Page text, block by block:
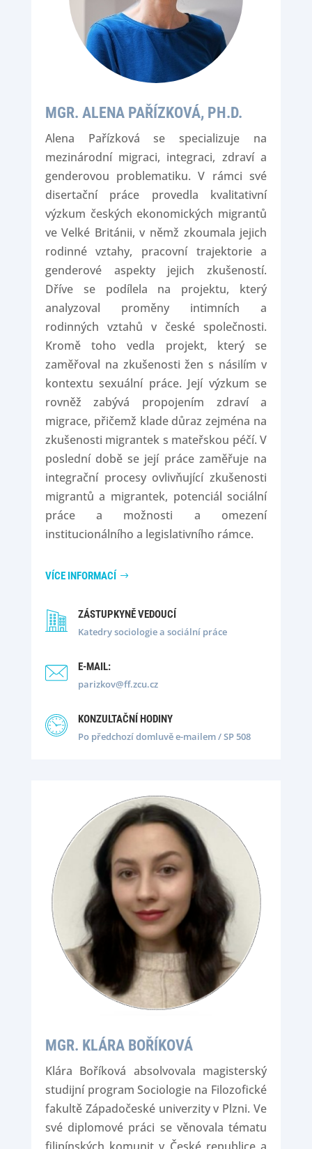
MGR. ALENA PAŘÍZKOVÁ, PH.D.
Alena Pařízková se specializuje na
mezinárodní migraci, integraci, zdraví a
genderovou problematiku. V rámci své
disertační práce provedla kvalitativní
výzkum českých ekonomických migrantů
ve Velké Británii, v němž zkoumala jejich
rodinné vztahy, pracovní trajektorie a
genderové aspekty jejich zkušeností.
Dříve se podílela na projektu, který
analyzoval proměny intimních a
rodinných vztahů v české společnosti.
Kromě toho vedla projekt, který se
zaměřoval na zkušenosti žen s násilím v
kontextu sexuální práce. Její výzkum se
rovněž zabývá propojením zdraví a
migrace, přičemž klade důraz zejména na
zkušenosti migrantek s mateřskou péčí. V
poslední době se její práce zaměřuje na
integrační procesy ovlivňující zkušenosti
migrantů a migrantek, potenciál sociální
práce a možnosti a omezení
institucionálního a legislativního rámce.
VÍCE INFORMACÍ
ZÁSTUPKYNĚ VEDOUCÍ
Katedry sociologie a sociální práce
E-MAIL:
parizkov@ff.zcu.cz
KONZULTAČNÍ HODINY
Po předchozí domluvě e-mailem / SP 508
MGR. KLÁRA BOŘÍKOVÁ
Klára Boříková absolvovala magisterský
studijní program Sociologie na Filozofické
fakultě Západočeské univerzity v Plzni. Ve
své diplomové práci se věnovala tématu